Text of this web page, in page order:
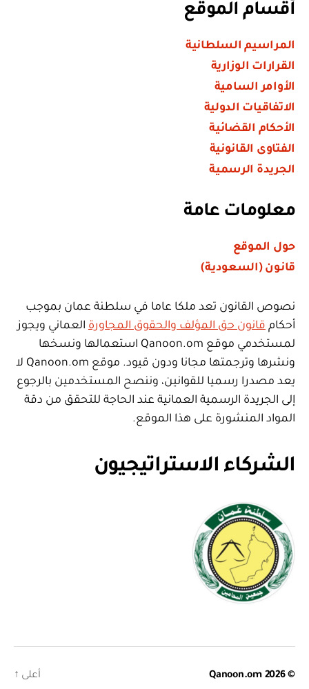
أقسام الموقع
المراسيم السلطانية
القرارات الوزارية
الأوامر السامية
الاتفاقيات الدولية
الأحكام القضائية
الفتاوى القانونية
الجريدة الرسمية
معلومات عامة
حول الموقع
قانون (السعودية)
نصوص القانون تعد ملكا عاما في سلطنة عمان بموجب
أحكام قانون حق المؤلف والحقوق المجاورة العماني ويجوز
لمستخدمي موقع Qanoon.om استعمالها ونسخها
ونشرها وترجمتها مجانا ودون قيود. موقع Qanoon.om لا
يعد مصدرا رسميا للقوانين، وننصح المستخدمين بالرجوع
إلى الجريدة الرسمية العمانية عند الحاجة للتحقق من دقة
المواد المنشورة على هذا الموقع.
الشركاء الاستراتيجيون
© 2026
Qanoon.om أعلى ↑